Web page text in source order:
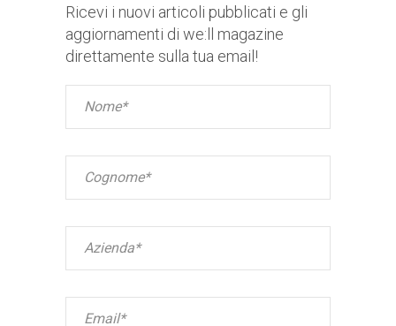
Ricevi i nuovi articoli pubblicati e gli
aggiornamenti di we:ll magazine
direttamente sulla tua email!